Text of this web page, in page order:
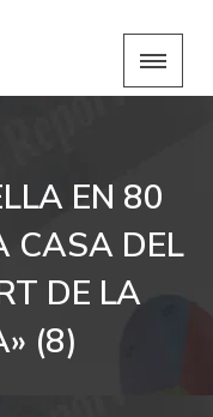
EN 80
CASA DEL
DE LA
(8)